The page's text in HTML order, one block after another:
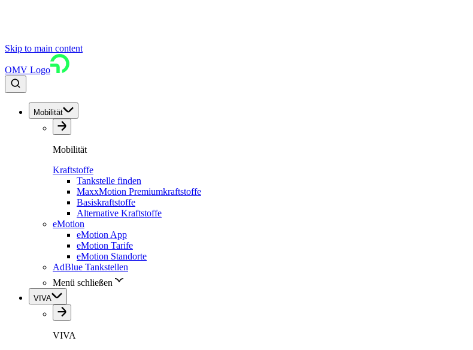
Skip to main content
OMV Logo
Mobilität
Mobilität
Kraftstoffe
Tankstelle finden
MaxxMotion Premiumkraftstoffe
Basiskraftstoffe
Alternative Kraftstoffe
eMotion
eMotion App
eMotion Tarife
eMotion Standorte
AdBlue Tankstellen
Menü schließen
VIVA
VIVA